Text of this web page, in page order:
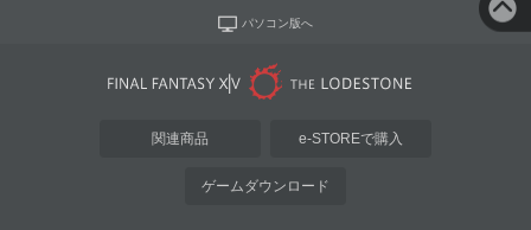
パソコン版へ
関連商品 e-STOREで購入
ゲームダウンロード